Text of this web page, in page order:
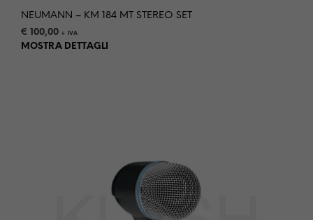
NEUMANN – KM 184 MT STEREO SET
€ 100,00 + IVA
MOSTRA DETTAGLI